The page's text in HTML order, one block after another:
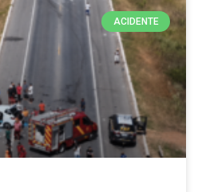
ACIDENTE